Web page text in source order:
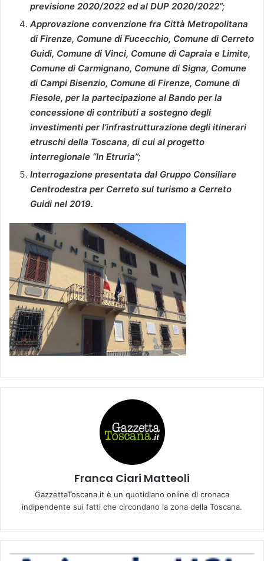
previsione 2020/2022 ed al DUP 2020/2022”;
Approvazione convenzione fra Città Metropolitana
di Firenze, Comune di Fucecchio, Comune di Cerreto
Guidi, Comune di Vinci, Comune di Capraia e Limite,
Comune di Carmignano, Comune di Signa, Comune
di Campi Bisenzio, Comune di Firenze, Comune di
Fiesole, per la partecipazione al Bando per la
concessione di contributi a sostegno degli
investimenti per l’infrastrutturazione degli itinerari
etruschi della Toscana, di cui al progetto
interregionale “In Etruria”;
Interrogazione presentata dal Gruppo Consiliare
Centrodestra per Cerreto sul turismo a Cerreto
Guidi nel 2019.
Franca Ciari Matteoli
GazzettaToscana.it è un quotidiano online di cronaca
indipendente sui fatti che circondano la zona della Toscana.